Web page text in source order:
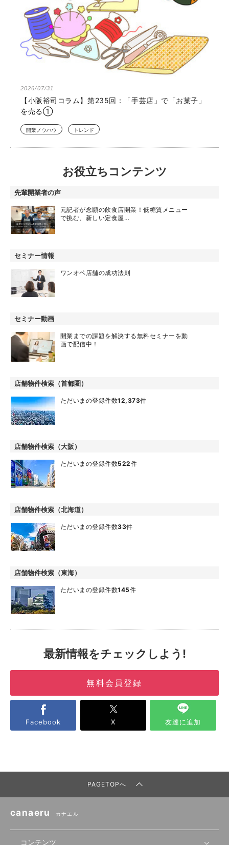
2026/07/31
【小阪裕司コラム】第235回：「手芸店」で「お菓子」
を売る①
開業ノウハウ トレンド
お役立ちコンテンツ
先輩開業者の声
元記者が念願の飲食店開業！低糖質メニュー
で挑む、新しい定食屋…
セミナー情報
ワンオペ店舗の成功法則
セミナー動画
開業までの課題を解決する無料セミナーを動
画で配信中！
店舗物件検索（首都圏）
ただいまの登録件数12,373件
店舗物件検索（大阪）
ただいまの登録件数522件
店舗物件検索（北海道）
ただいまの登録件数33件
店舗物件検索（東海）
ただいまの登録件数145件
最新情報をチェックしよう!
無料会員登録
Facebook X 友達に追加
PAGETOPへ
canaeru カナエル
コンテンツ